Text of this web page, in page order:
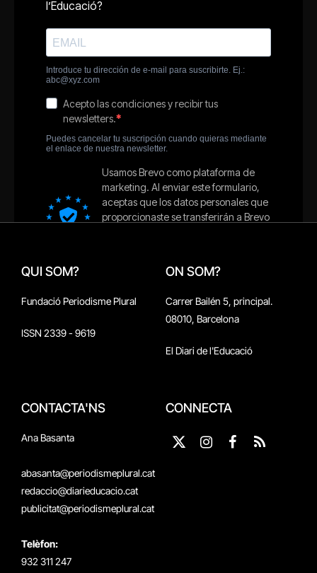
QUI SOM?
Fundació Periodisme Plural
ISSN 2339 - 9619
ON SOM?
Carrer Bailén 5, principal.
08010, Barcelona
El Diari de l'Educació
CONTACTA'NS
Ana Basanta
abasanta@periodismeplural.cat
redaccio@diarieducacio.cat
publicitat@periodismeplural.cat
Telèfon:
932 311 247
CONNECTA
X
Instagram
Facebook
RSS